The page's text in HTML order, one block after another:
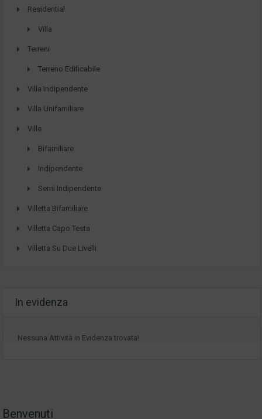
Residential
Villa
Terreni
Terreno Edificabile
Villa Indipendente
Villa Unifamiliare
Ville
Bifamiliare
Indipendente
Semi Indipendente
Villetta Bifamiliare
Villetta Capo Testa
Villetta Su Due Livelli
In evidenza
Nessuna Attività in Evidenza trovata!
Benvenuti